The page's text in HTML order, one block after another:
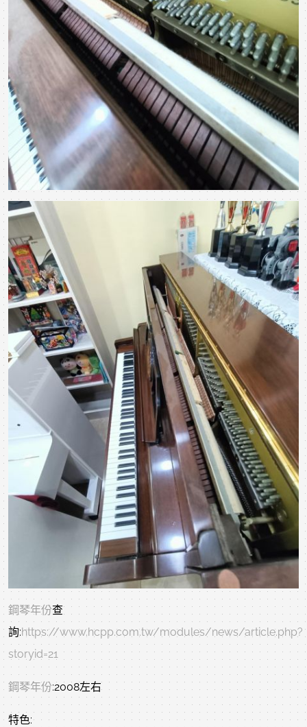
鋼琴年份查
詢:https://www.hcpp.com.tw/modules/news/article.php?
storyid=21
鋼琴年份:2008左右
特色: